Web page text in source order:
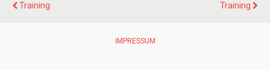
Training
Training
IMPRESSUM